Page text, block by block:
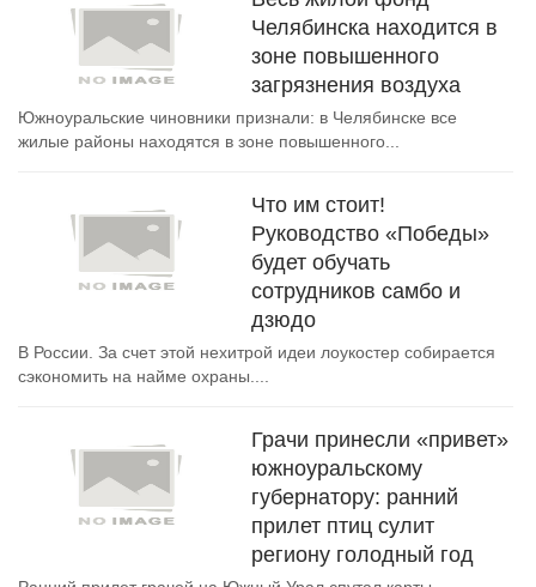
Челябинска находится в
зоне повышенного
загрязнения воздуха
Южноуральские чиновники признали: в Челябинске все
жилые районы находятся в зоне повышенного...
Что им стоит!
Руководство «Победы»
будет обучать
сотрудников самбо и
дзюдо
В России. За счет этой нехитрой идеи лоукостер собирается
сэкономить на найме охраны....
Грачи принесли «привет»
южноуральскому
губернатору: ранний
прилет птиц сулит
региону голодный год